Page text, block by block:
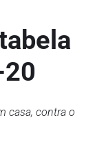
casa, contra o